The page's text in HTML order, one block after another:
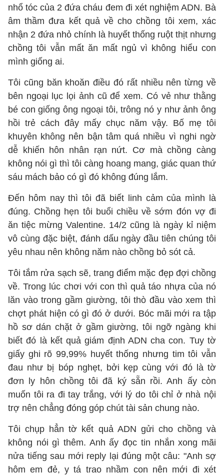
nhổ tóc của 2 đứa cháu đem đi xét nghiệm ADN. Bà
âm thầm đưa kết quả về cho chồng tôi xem, xác
nhận 2 đứa nhỏ chính là huyết thống ruột thịt nhưng
chồng tôi vẫn mất ăn mất ngủ vì không hiểu con
mình giống ai.
Tôi cũng băn khoăn điều đó rất nhiều nên từng về
bên ngoại lục lọi ảnh cũ để xem. Có vẻ như thằng
bé con giống ông ngoại tôi, trông nó y như ảnh ông
hồi trẻ cách đây mấy chục năm vậy. Bố mẹ tôi
khuyên không nên bận tâm quá nhiều vì nghi ngờ
dễ khiến hôn nhân rạn nứt. Cơ mà chồng càng
không nói gì thì tôi càng hoang mang, giác quan thứ
sáu mách bảo có gì đó không đúng lắm.
Đến hôm nay thì tôi đã biết linh cảm của mình là
đúng. Chồng hẹn tôi buổi chiều về sớm đón vợ đi
ăn tiệc mừng Valentine. 14/2 cũng là ngày kỉ niệm
vô cùng đặc biệt, đánh dấu ngày đầu tiên chúng tôi
yêu nhau nên không năm nào chồng bỏ sót cả.
Tôi tắm rửa sạch sẽ, trang điểm mặc đẹp đợi chồng
về. Trong lúc chơi với con thì quả táo nhựa của nó
lăn vào trong gầm giường, tôi thò đầu vào xem thì
chợt phát hiện có gì đó ở dưới. Bóc mãi mới ra tập
hồ sơ dán chặt ở gầm giường, tôi ngỡ ngàng khi
biết đó là kết quả giám định ADN cha con. Tuy tờ
giấy ghi rõ 99,99% huyết thống nhưng tim tôi vẫn
đau như bị bóp nghẹt, bởi kẹp cùng với đó là tờ
đơn ly hôn chồng tôi đã ký sẵn rồi. Anh ấy còn
muốn tôi ra đi tay trắng, với lý do tôi chỉ ở nhà nội
trợ nên chẳng đóng góp chút tài sản chung nào.
Tôi chụp hẳn tờ kết quả ADN gửi cho chồng và
không nói gì thêm. Anh ấy đọc tin nhắn xong mãi
nửa tiếng sau mới reply lại đúng một câu: "Anh sợ
hôm em đẻ, y tá trao nhầm con nên mới đi xét